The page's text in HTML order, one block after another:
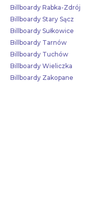
Billboardy Rabka-Zdrój
Billboardy Stary Sącz
Billboardy Sułkowice
Billboardy Tarnów
Billboardy Tuchów
Billboardy Wieliczka
Billboardy Zakopane